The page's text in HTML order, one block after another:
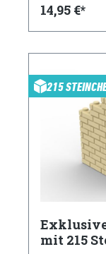
14,95 €*
215
mit 215